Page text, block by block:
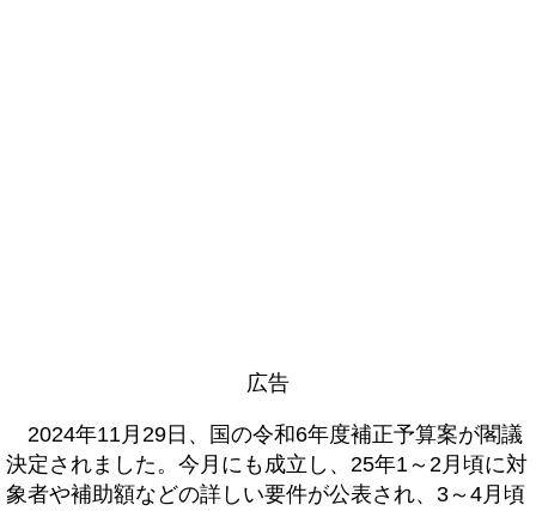
広告
2024年11月29日、国の令和6年度補正予算案が閣議
決定されました。今月にも成立し、25年1～2月頃に対
象者や補助額などの詳しい要件が公表され、3～4月頃